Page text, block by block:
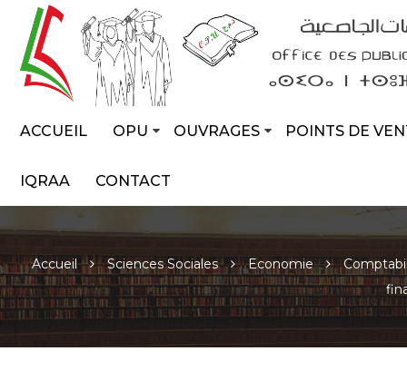
ACCUEIL OPU OUVRAGES POINTS DE
IQRAA CONTACT
Accueil Sciences Sociales Economie